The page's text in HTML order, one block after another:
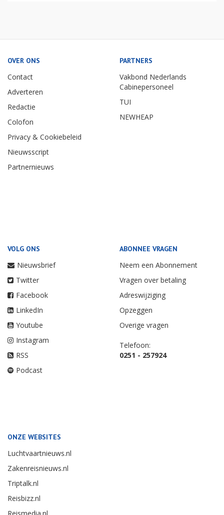
OVER ONS
Contact
Adverteren
Redactie
Colofon
Privacy & Cookiebeleid
Nieuwsscript
Partnernieuws
PARTNERS
Vakbond Nederlands
Cabinepersoneel
TUI
NEWHEAP
VOLG ONS
Nieuwsbrief
Twitter
Facebook
LinkedIn
Youtube
Instagram
RSS
Podcast
ABONNEE VRAGEN
Neem een Abonnement
Vragen over betaling
Adreswijziging
Opzeggen
Overige vragen
Telefoon:
0251 - 257924
ONZE WEBSITES
Luchtvaartnieuws.nl
Zakenreisnieuws.nl
Triptalk.nl
Reisbizz.nl